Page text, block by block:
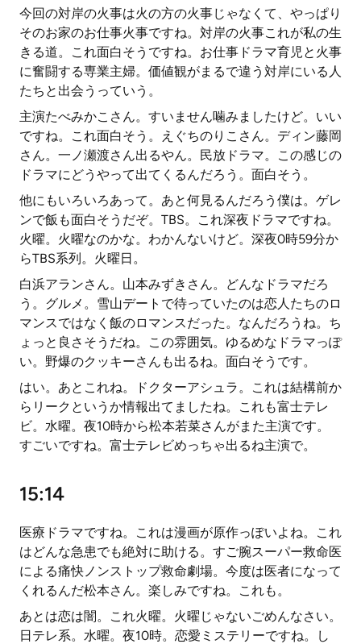
今回の対岸の火事は火の方の火事じゃなくて、やっぱり
そのお家のお仕事火事ですね。対岸の火事これが私の生
きる道。これ面白そうですね。お仕事ドラマ育児と火事
に奮闘する専業主婦。価値観がまるで違う対岸にいる人
たちと出会うっていう。
主演たべみかこさん。すいません噛みましたけど。いい
ですね。これ面白そう。えぐちのりこさん。ディン藤岡
さん。一ノ瀬渡さん出るやん。民放ドラマ。この感じの
ドラマにどうやって出てくるんだろう。面白そう。
他にもいろいろあって。あと何見るんだろう僕は。ゲレ
ンで飯も面白そうだぞ。TBS。これ深夜ドラマですね。
火曜。火曜なのかな。わかんないけど。深夜0時59分か
らTBS系列。火曜日。
白浜アランさん。山本みずきさん。どんなドラマだろ
う。グルメ。雪山デートで待っていたのは恋人たちのロ
マンスではなく飯のロマンスだった。なんだろうね。ち
ょっと良さそうだね。この雰囲気。ゆるめなドラマっぽ
い。野爆のクッキーさんも出るね。面白そうです。
はい。あとこれね。ドクターアシュラ。これは結構前か
らリークというか情報出てましたね。これも富士テレ
ビ。水曜。夜10時から松本若菜さんがまた主演です。
すごいですね。富士テレビめっちゃ出るね主演で。
15:14
医療ドラマですね。これは漫画が原作っぽいよね。これ
はどんな急患でも絶対に助ける。すご腕スーパー救命医
による痛快ノンストップ救命劇場。今度は医者になって
くれるんだ松本さん。楽しみですね。これも。
あとは恋は闇。これ火曜。火曜じゃないごめんなさい。
日テレ系。水曜。夜10時。恋愛ミステリーですね。し